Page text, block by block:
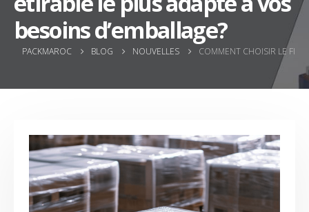
besoins d’emballage?
PACKMAROC BLOG NOUVELLES COMMENT CHOISIR LE FILM